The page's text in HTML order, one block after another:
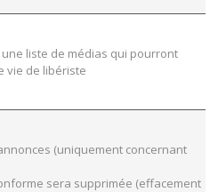
liste de médias qui pourront
vie de libériste
(uniquement concernant
sera supprimée (effacement